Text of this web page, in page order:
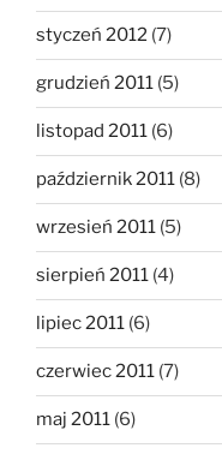
styczeń 2012 (7)
grudzień 2011 (5)
listopad 2011 (6)
październik 2011 (8)
wrzesień 2011 (5)
sierpień 2011 (4)
lipiec 2011 (6)
czerwiec 2011 (7)
maj 2011 (6)